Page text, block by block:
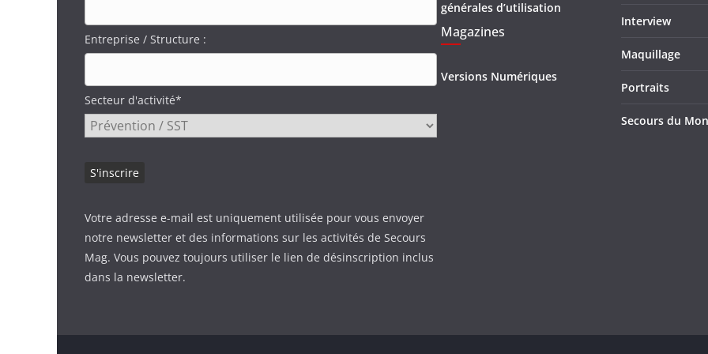
Entreprise / Structure :
Secteur d'activité*
Votre adresse e-mail est uniquement utilisée pour vous envoyer
notre newsletter et des informations sur les activités de Secours
Mag. Vous pouvez toujours utiliser le lien de désinscription inclus
dans la newsletter.
générales d’utilisation
Magazines
Versions Numériques
Interview
Maquillage
Portraits
Secours du